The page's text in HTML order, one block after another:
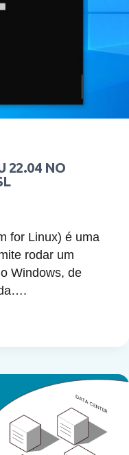
22.04 NO
for Linux) é uma
rodar um
Windows, de